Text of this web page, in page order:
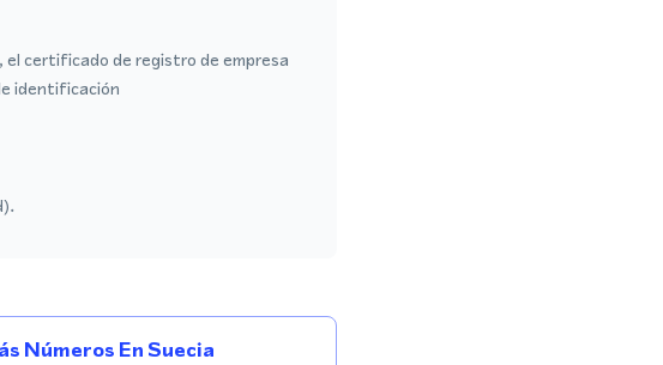
el certificado de registro de empresa
identificación
Números En Suecia